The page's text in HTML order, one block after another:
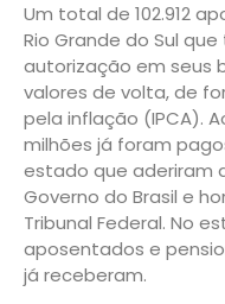
Um total de 102.912
Rio Grande do Sul
autorização em seus
valores de volta, de
pela inflação (IPCA).
milhões já foram
estado que aderiram
Governo do Brasil e
Tribunal Federal. No
aposentados e
já receberam.